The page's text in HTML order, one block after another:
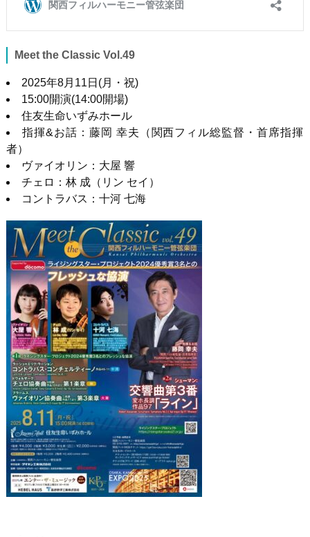
Meet the Classic Vol.49
2025年8月 11 日 (月・祝)
15:00開演(14:00開場)
住友生命いずみホール
指揮&お話：藤岡 幸夫（関西フィル総監督・首席指揮
者）
ヴァイオリン：大屋 響
チェロ：林 成（リン セイ）
コントラバス：十河 七海